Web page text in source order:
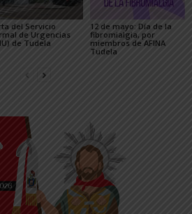
del Servicio
de Urgencias
de Tudela
12 de mayo: Día de la
fibromialgia, por
miembros de AFINA
Tudela